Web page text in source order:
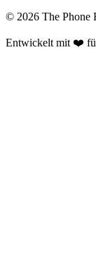
© 2026 The Phone
Entwickelt mit ❤️ für